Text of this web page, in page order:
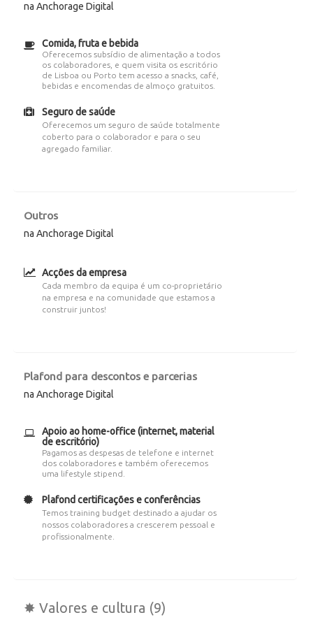
na Anchorage Digital
Comida, fruta e bebida
Oferecemos subsídio de alimentação a todos
os colaboradores, e quem visita os escritório
de Lisboa ou Porto tem acesso a snacks, café,
bebidas e encomendas de almoço gratuitos.
Seguro de saúde
Oferecemos um seguro de saúde totalmente
coberto para o colaborador e para o seu
agregado familiar.
Outros
na Anchorage Digital
Acções da empresa
Cada membro da equipa é um co-proprietário
na empresa e na comunidade que estamos a
construir juntos!
Plafond para descontos e parcerias
na Anchorage Digital
Apoio ao home-office (internet, material
de escritório)
Pagamos as despesas de telefone e internet
dos colaboradores e também oferecemos
uma lifestyle stipend.
Plafond certificações e conferências
Temos training budget destinado a ajudar os
nossos colaboradores a crescerem pessoal e
profissionalmente.
✸ Valores e cultura (9)